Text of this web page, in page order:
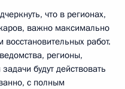
что в регионах,
важно максимально
работ.
регионы,
будут действовать
с полным